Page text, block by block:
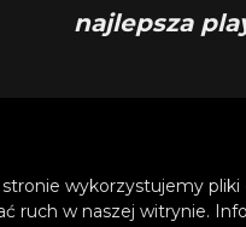
stronie wykorzystujemy
ruch w naszej witrynie.
najlepsza